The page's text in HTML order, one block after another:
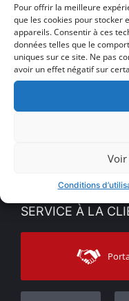
Pour offrir la meilleure
que les cookies pour stocker
appareils. Consentir à ces
données telles que le
uniques sur ce site. Ne pas
avoir un effet négatif sur
Voir
Conditions
Politique de
Voir nos actualités
Sitemap
VENTES EN LIGNE
Mon compte
Moyens d’expédition
SERVICE À LA
Contacter
Assistance aux
Suivi des